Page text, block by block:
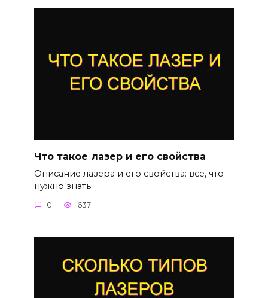
Что такое лазер и его свойства
Описание лазера и его свойства: все, что
нужно знать
0 637